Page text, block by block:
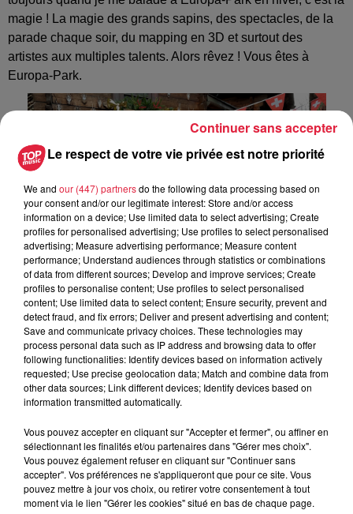
magie ! La magie des grands sapins, des spectacles, de la
parade chaque soir, du mapping en 3D et surtout des
artistes aux multiples talents. Alors rêvez ! Vous êtes à
Europa-Park.
On a demandé son Top 3 à David Lämmel, directeur
marketing à Europa-Park
Lors de la conférence de presse « hivernale », la direction
d’Europa-Park a rappelé les deux grands projets à venir
Le respect de votre vie privée est notre priorité
We and our (447) partnersdo the following data processing based on
your consent and/or our legitimate interest: Store and/or access
information on a device; Use limited data to select advertising; Create
profiles for personalised advertising; Use profiles to select personalised
advertising; Measure advertising performance; Measure content
performance; Understand audiences through statistics or combinations
of data from different sources; Develop and improve services; Create
profiles to personalise content; Use profiles to select personalised
content; Use limited data to select content; Ensure security, prevent and
detect fraud, and fix errors; Deliver and present advertising and content;
Save and communicate privacy choices. These technologies may
process personal data such as IP address and browsing data to offer
following functionalities: Identify devices based on information actively
requested; Use precise geolocation data; Match and combine data from
other data sources; Link different devices; Identify devices based on
information transmitted automatically.
Vous pouvez accepter en cliquant sur "Accepter et fermer", ou affiner en
sélectionnant les finalités et/ou partenaires dans "Gérer mes choix".
Vous pouvez également refuser en cliquant sur "Continuer sans
accepter". Vos préférences ne s'appliqueront que pour ce site. Vous
pouvez mettre à jour vos choix, ou retirer votre consentement à tout
moment via le lien "Gérer les cookies" situé en bas de chaque page.
Continuer sans accepter